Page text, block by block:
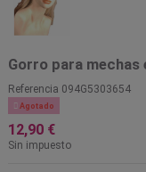
Gorro para mechas
Referencia 094G5303654
 Agotado
12,90 €
Sin impuesto